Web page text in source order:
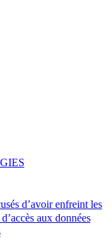
d’avoir enfreint les
aux données